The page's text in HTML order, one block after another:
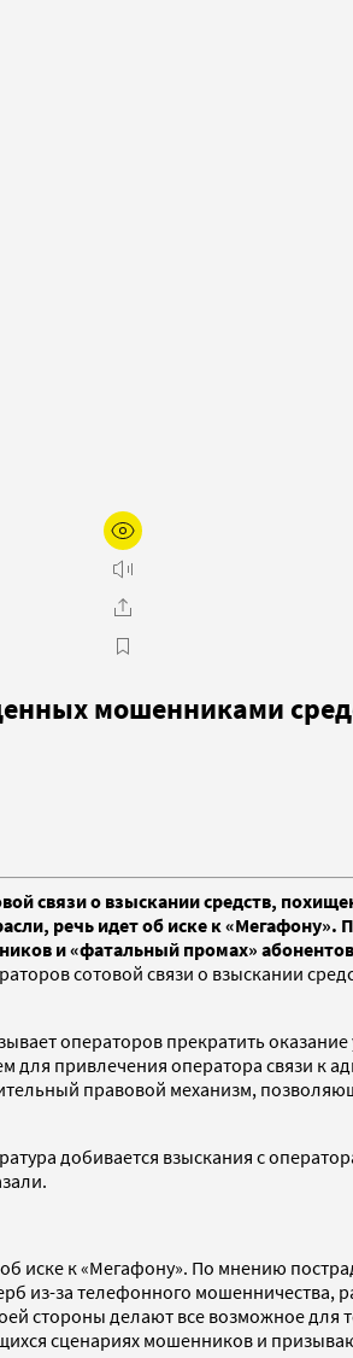
мошенниками
связи о взыскании средств,
речь идет об иске к «Мегафону».
и «фатальный промах» абонентов
сотовой связи о взыскании
операторов прекратить
привлечения оператора связи к
правовой механизм,
добивается взыскания с
иске к «Мегафону». По мнению
из-за телефонного мошенничества,
стороны делают все возможное
сценариях мошенников и